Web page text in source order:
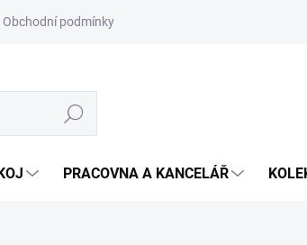
Obchodní podmínky Podmínky ochrany osobních
Hledat
PRACOVNA A KANCELÁŘ